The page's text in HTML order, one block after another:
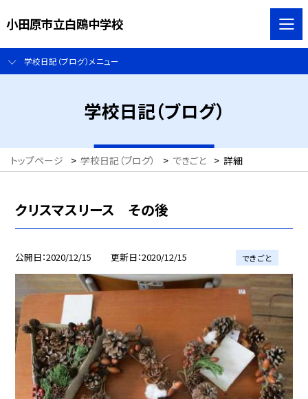
小田原市立白鴎中学校
学校日記（ブログ）メニュー
学校日記（ブログ）
トップページ > 学校日記（ブログ） > できごと > 詳細
クリスマスリース その後
公開日 2020/12/15 更新日 2020/12/15 できごと